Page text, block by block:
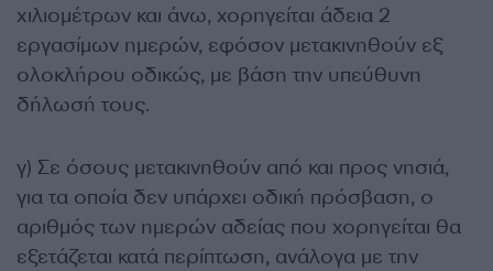
χιλιομέτρων και άνω, χορηγείται άδεια 2
εργασίμων ημερών, εφόσον μετακινηθούν εξ
ολοκλήρου οδικώς, με βάση την υπεύθυνη
δήλωσή τους.
γ) Σε όσους μετακινηθούν από και προς νησιά,
για τα οποία δεν υπάρχει οδική πρόσβαση, ο
αριθμός των ημερών αδείας που χορηγείται θα
εξετάζεται κατά περίπτωση, ανάλογα με την